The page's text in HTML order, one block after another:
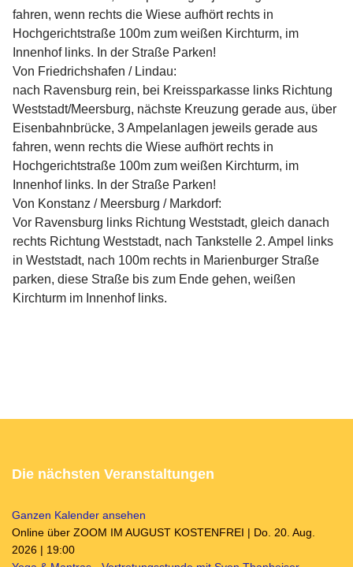
fahren, wenn rechts die Wiese aufhört rechts in
Hochgerichtstraße 100m zum weißen Kirchturm, im
Innenhof links. In der Straße Parken!
Von Friedrichshafen / Lindau:
nach Ravensburg rein, bei Kreissparkasse links Richtung
Weststadt/Meersburg, nächste Kreuzung gerade aus, über
Eisenbahnbrücke, 3 Ampelanlagen jeweils gerade aus
fahren, wenn rechts die Wiese aufhört rechts in
Hochgerichtstraße 100m zum weißen Kirchturm, im
Innenhof links. In der Straße Parken!
Von Konstanz / Meersburg / Markdorf:
Vor Ravensburg links Richtung Weststadt, gleich danach
rechts Richtung Weststadt, nach Tankstelle 2. Ampel links
in Weststadt, nach 100m rechts in Marienburger Straße
parken, diese Straße bis zum Ende gehen, weißen
Kirchturm im Innenhof links.
Die nächsten Veranstaltungen
Ganzen Kalender ansehen
Online über ZOOM IM AUGUST KOSTENFREI | Do. 20. Aug.
2026 | 19:00